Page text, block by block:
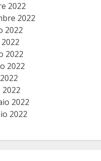
2022
2022
2022
2022
2022
2022
2022